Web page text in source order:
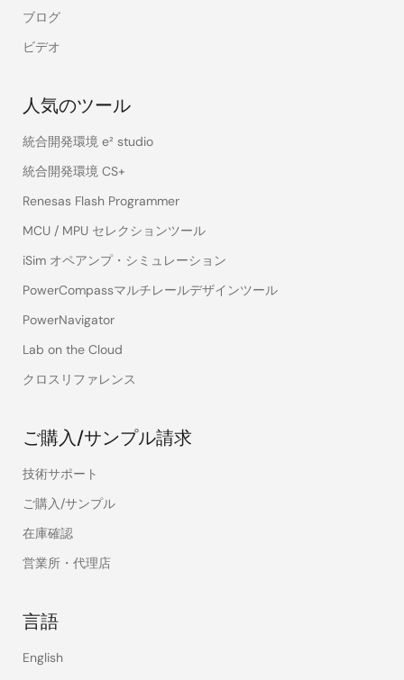
ブログ
ビデオ
人気のツール
統合開発環境 e² studio
統合開発環境 CS+
Renesas Flash Programmer
MCU / MPU セレクションツール
iSim オペアンプ・シミュレーション
PowerCompassマルチレールデザインツール
PowerNavigator
Lab on the Cloud
クロスリファレンス
ご購入/サンプル請求
技術サポート
ご購入/サンプル
在庫確認
営業所・代理店
言語
English